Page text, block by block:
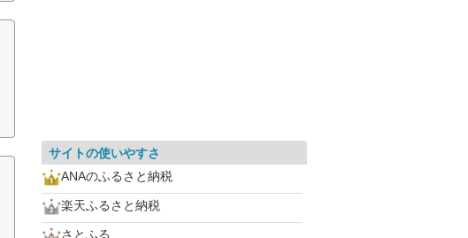
サイトの使いやすさ
ANAのふるさと納税
楽天ふるさと納税
さとふる